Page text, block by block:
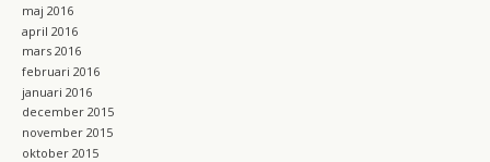
maj 2016
april 2016
mars 2016
februari 2016
januari 2016
december 2015
november 2015
oktober 2015